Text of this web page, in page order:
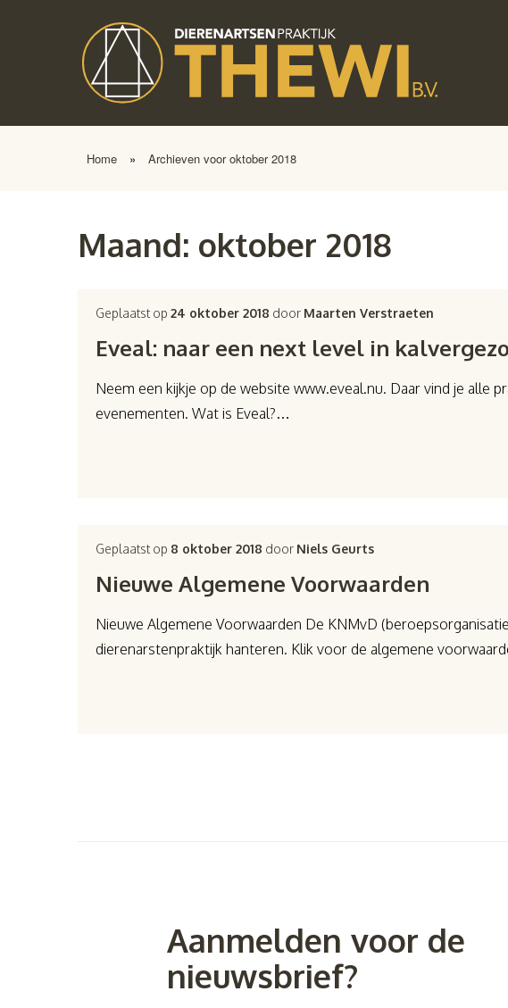
Home » Archieven voor oktober 2018
Maand: oktober 2018
Geplaatst op24 oktober 2018 door Maarten Verstraeten
Eveal: naar een next level in
Neem een kijkje op de website www.eveal.nu. Daar vind je alle
evenementen. Wat is Eveal?…
Geplaatst op 8 oktober 2018 door Niels Geurts
Nieuwe Algemene Voorwaarden
Nieuwe Algemene Voorwaarden De KNMvD
dierenarstenpraktijk hanteren. Klik voor de algemene
Aanmelden voor de
nieuwsbrief?